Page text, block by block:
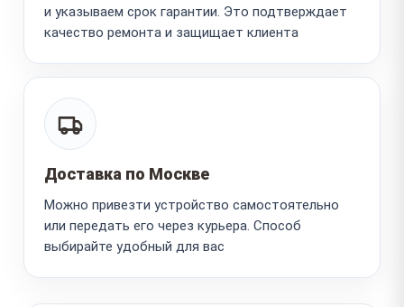
и указываем срок гарантии. Это подтверждает
качество ремонта и защищает клиента
Доставка по Москве
Можно привезти устройство самостоятельно
или передать его через курьера. Способ
выбирайте удобный для вас